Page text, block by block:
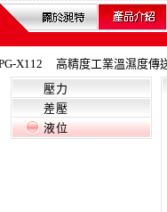
高精度工業溫濕度傳送
壓力
差壓
液位